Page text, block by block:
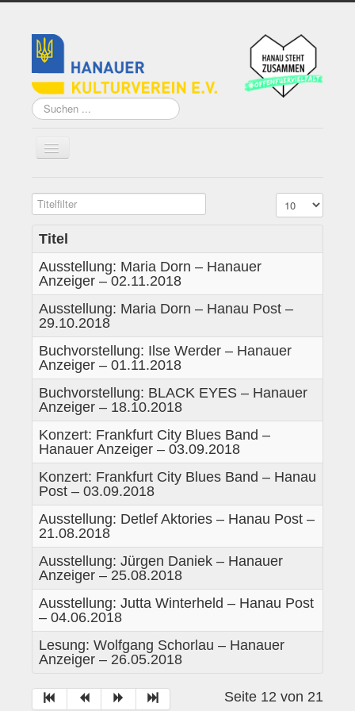
Suchen
...
Home
Über uns
Vorstand
Künstler*innen der
Remise
Grundsatzprogramm
Historie
Impressum
Mitglieder-Info
Sonderpreis Kultur
Veranstaltungen
Aktuell
Regelmäßig
Jahresüberblick
Archiv
Remisengalerie
Räumlichkeiten
Titelfilter Anzeige #
Titel
Ausstellung: Maria Dorn – Hanauer
Anzeiger – 02.11.2018
Ausstellung: Maria Dorn – Hanau Post –
29.10.2018
Buchvorstellung: Ilse Werder – Hanauer
Anzeiger – 01.11.2018
Buchvorstellung: BLACK EYES – Hanauer
Anzeiger – 18.10.2018
Konzert: Frankfurt City Blues Band –
Hanauer Anzeiger – 03.09.2018
Konzert: Frankfurt City Blues Band – Hanau
Post – 03.09.2018
Ausstellung: Detlef Aktories – Hanau Post –
21.08.2018
Ausstellung: Jürgen Daniek – Hanauer
Anzeiger – 25.08.2018
Ausstellung: Jutta Winterheld – Hanau Post
– 04.06.2018
Lesung: Wolfgang Schorlau – Hanauer
Anzeiger – 26.05.2018
Seite 12 von 21